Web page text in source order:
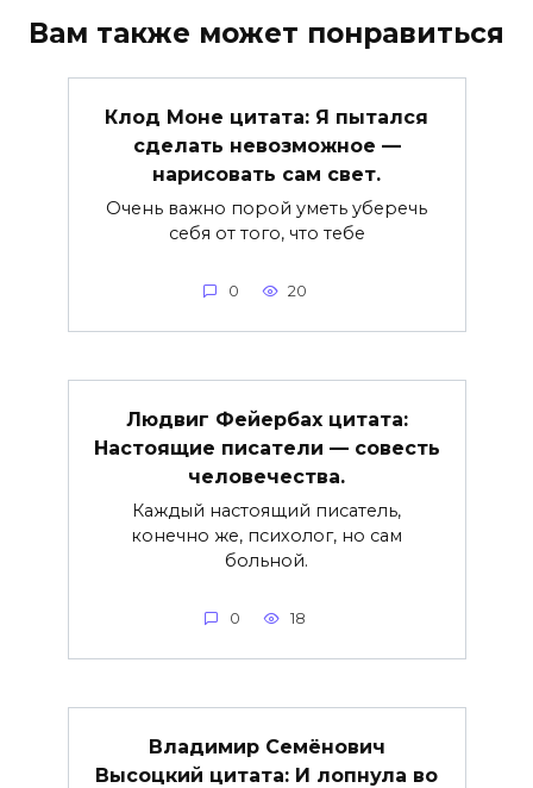
Вам также может понравиться
Клод Моне цитата: Я пытался
сделать невозможное —
нарисовать сам свет.
Очень важно порой уметь уберечь
себя от того, что тебе
0 20
Людвиг Фейербах цитата:
Настоящие писатели — совесть
человечества.
Каждый настоящий писатель,
конечно же, психолог, но сам
больной.
0 18
Владимир Семёнович
Высоцкий цитата: И лопнула во